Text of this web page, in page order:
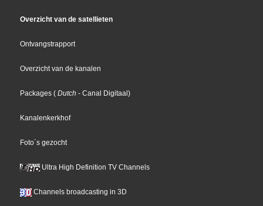
Overzicht van de satellieten
Ontvangstrapport
Overzicht van de kanalen
Packages ( Dutch - Canal Digitaal)
Kanalenkerkhof
Foto´s gezocht
Ultra High Definition TV Channels
Channels broadcasting in 3D